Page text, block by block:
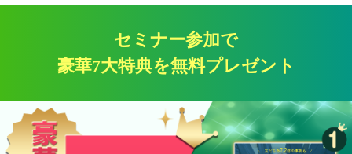
セミナー参加で
豪華7大特典を無料プレゼント